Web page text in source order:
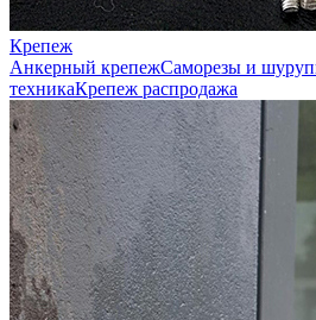
Крепеж
Анкерный крепежСаморезы и
техникаКрепеж распродажа